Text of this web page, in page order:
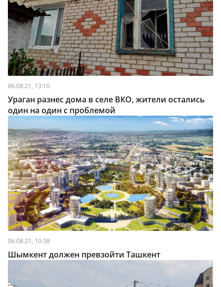
06.08.21, 13:10
Ураган разнес дома в селе ВКО, жители остались
один на один с проблемой
06.08.21, 10:38
Шымкент должен превзойти Ташкент